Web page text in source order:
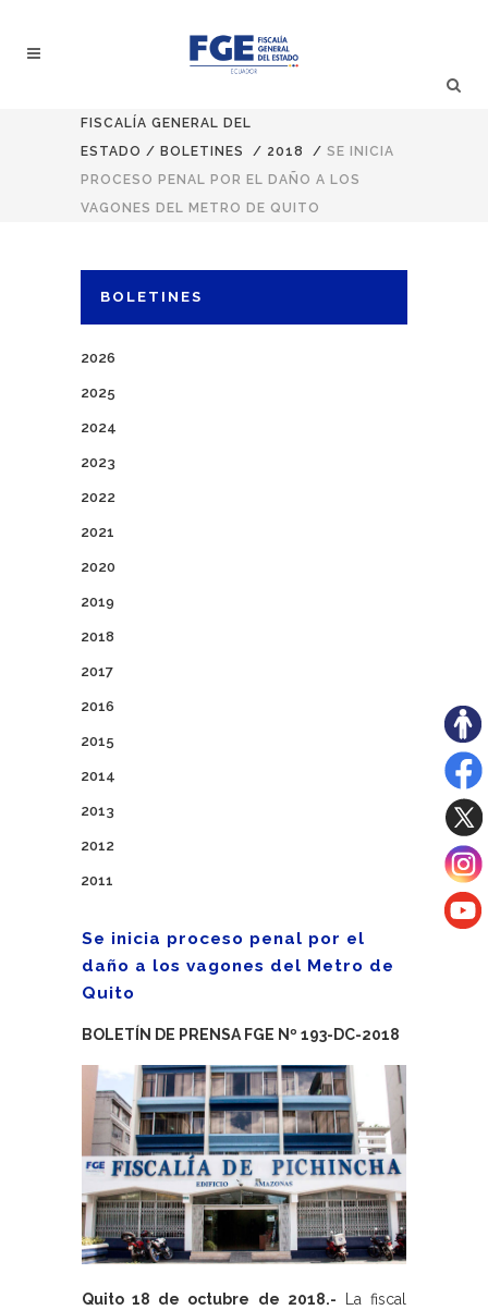
FISCALÍA GENERAL DEL
ESTADO / BOLETINES / 2018 / SE INICIA
PROCESO PENAL POR EL DAÑO A LOS
VAGONES DEL METRO DE QUITO
BOLETINES
2026
2025
2024
2023
2022
2021
2020
2019
2018
2017
2016
2015
2014
2013
2012
2011
Se inicia proceso penal por el
daño a los vagones del Metro de
Quito
BOLETÍN DE PRENSA FGE Nº 193-DC-2018
Quito 18 de octubre de 2018.- La fiscal